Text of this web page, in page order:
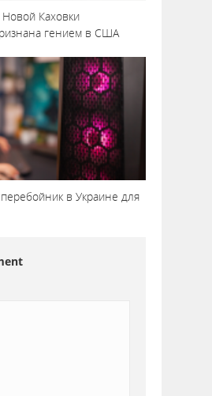
Каховки
гением в США
в Украине для